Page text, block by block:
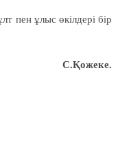
пен ұлыс өкілдері бір
С.Қожеке.